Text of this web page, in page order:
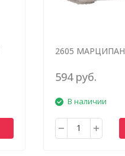
2605 МАРЦИПАН
594 руб.
В наличии